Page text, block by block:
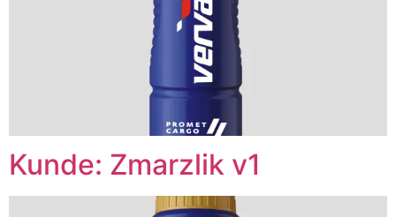
Kunde: Zmarzlik v1